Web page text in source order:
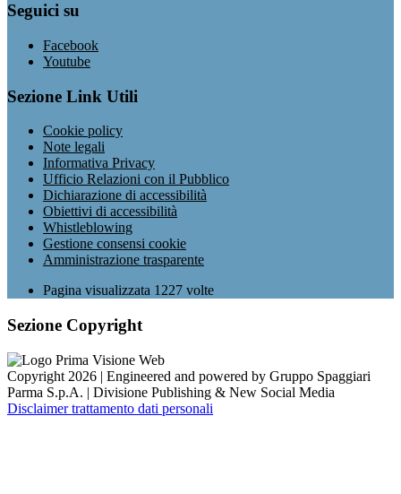
Seguici su
Facebook
Youtube
Sezione Link Utili
Cookie policy
Note legali
Informativa Privacy
Ufficio Relazioni con il Pubblico
Dichiarazione di accessibilità
Obiettivi di accessibilità
Whistleblowing
Gestione consensi cookie
Amministrazione trasparente
Pagina visualizzata 1227 volte
Sezione Copyright
Copyright 2026 | Engineered and powered by Gruppo Spaggiari
Parma S.p.A. | Divisione Publishing & New Social Media
Disclaimer trattamento dati personali